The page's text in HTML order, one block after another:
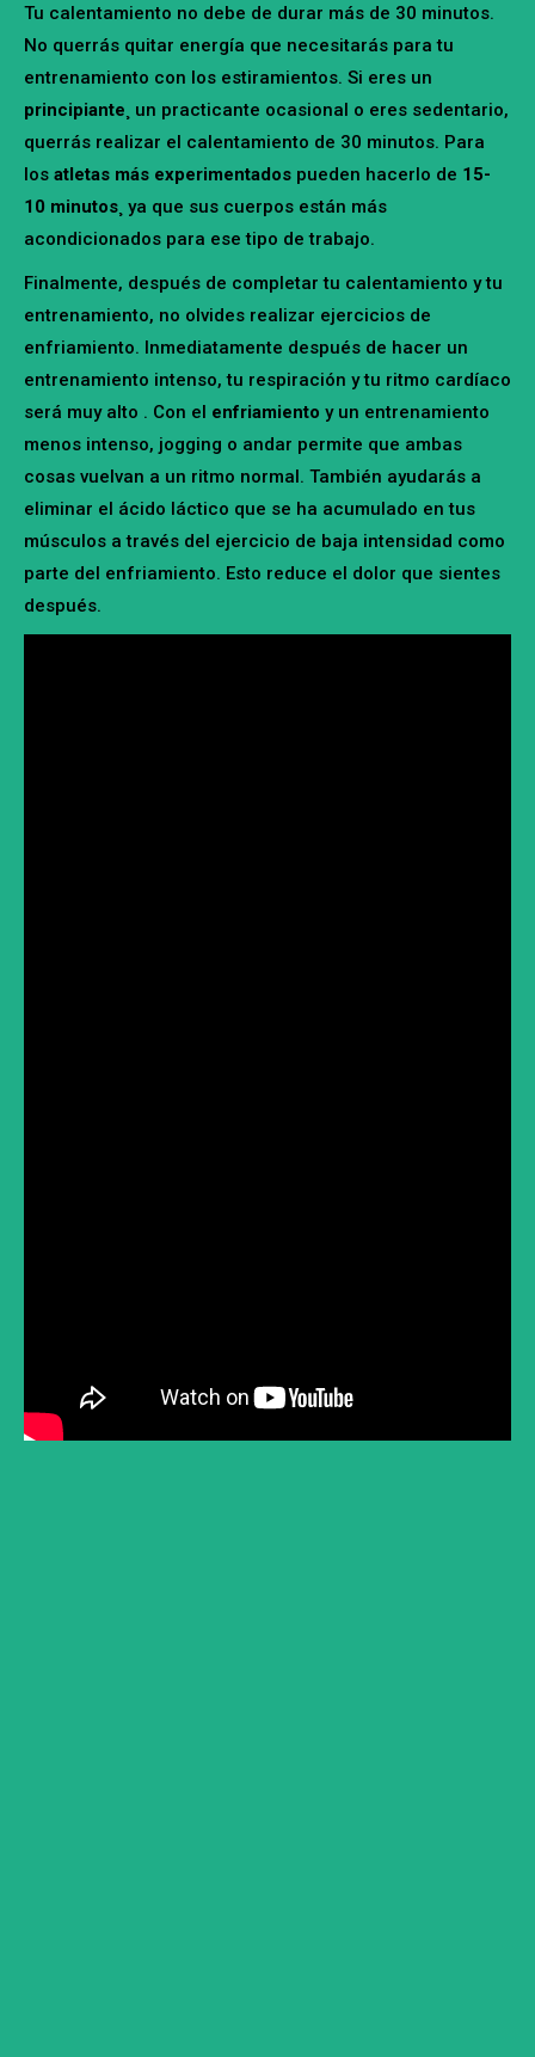
Tu calentamiento no debe de durar más de 30 minutos.
No querrás quitar energía que necesitarás para tu
entrenamiento con los estiramientos. Si eres un
principiante¸ un practicante ocasional o eres sedentario,
querrás realizar el calentamiento de 30 minutos. Para
los atletas más experimentados pueden hacerlo de 15-
10 minutos¸ ya que sus cuerpos están más
acondicionados para ese tipo de trabajo.
Finalmente, después de completar tu calentamiento y tu
entrenamiento, no olvides realizar ejercicios de
enfriamiento. Inmediatamente después de hacer un
entrenamiento intenso, tu respiración y tu ritmo cardíaco
será muy alto . Con el enfriamiento y un entrenamiento
menos intenso, jogging o andar permite que ambas
cosas vuelvan a un ritmo normal. También ayudarás a
eliminar el ácido láctico que se ha acumulado en tus
músculos a través del ejercicio de baja intensidad como
parte del enfriamiento. Esto reduce el dolor que sientes
después.